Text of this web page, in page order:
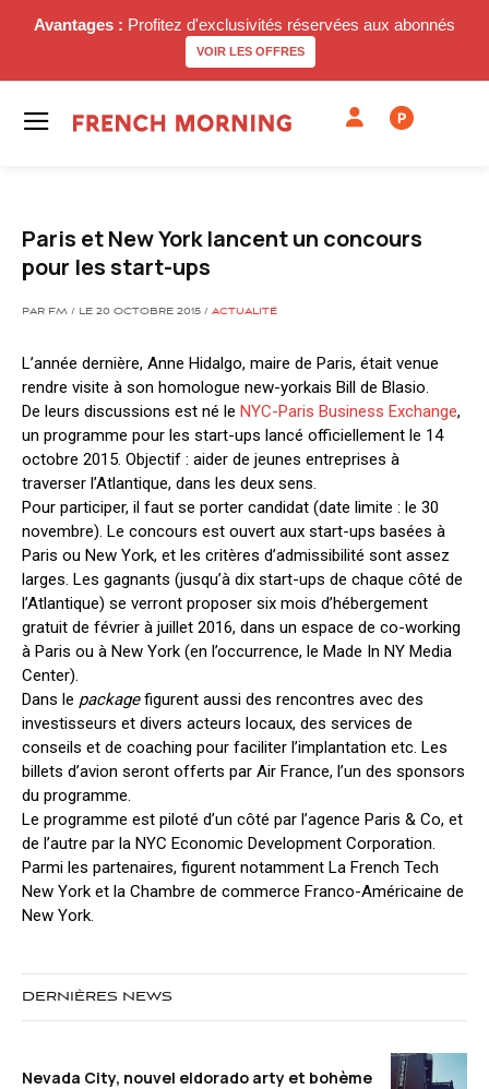
Avantages : Profitez d'exclusivités réservées aux abonnés
VOIR LES OFFRES
P
Paris et New York lancent un concours
pour les start-ups
PAR FM / LE 20 OCTOBRE 2015 / ACTUALITÉ
L’année dernière, Anne Hidalgo, maire de Paris, était venue
rendre visite à son homologue new-yorkais Bill de Blasio.
De leurs discussions est né le NYC-Paris Business Exchange,
un programme pour les start-ups lancé officiellement le 14
octobre 2015. Objectif : aider de jeunes entreprises à
traverser l’Atlantique, dans les deux sens.
Pour participer, il faut se porter candidat (date limite : le 30
novembre). Le concours est ouvert aux start-ups basées à
Paris ou New York, et les critères d’admissibilité sont assez
larges. Les gagnants (jusqu’à dix start-ups de chaque côté de
l’Atlantique) se verront proposer six mois d’hébergement
gratuit de février à juillet 2016, dans un espace de co-working
à Paris ou à New York (en l’occurrence, le Made In NY Media
Center).
Dans le packagefigurent aussi des rencontres avec des
investisseurs et divers acteurs locaux, des services de
conseils et de coaching pour faciliter l’implantation etc. Les
billets d’avion seront offerts par Air France, l’un des sponsors
du programme.
Le programme est piloté d’un côté par l’agence Paris & Co, et
de l’autre par la NYC Economic Development Corporation.
Parmi les partenaires, figurent notamment La French Tech
New York et la Chambre de commerce Franco-Américaine de
New York.
DERNIÈRES NEWS
Nevada City, nouvel eldorado arty et bohème